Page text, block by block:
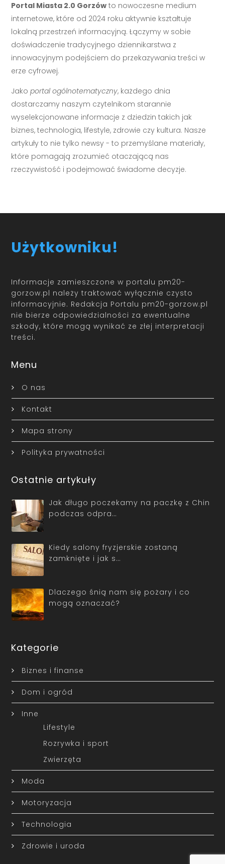
Portal Miasta 2.0 Gorzów to nowoczesne medium
internetowe, które od 2024 roku aktywnie kształtuje
lokalną przestrzeń informacyjną. Łączymy w sobie
doświadczenie tradycyjnego dziennikarstwa z
innowacyjnym podejściem do przekazywania treści w
erze cyfrowej.
Jakoportal ogólnotematyczny, każdego dnia
dostarczamy naszym czytelnikom starannie
wyselekcjonowane informacje z dziedzin takich jak
biznes, technologia, lifestyle, zdrowie czy kultura. Nasze
artykuły to nie tylko newsy - to przemyślane materiały,
które pomagają zrozumieć otaczającą nas
rzeczywistość i podejmować świadome decyzje.
Użytkowniku!
Informacje zamieszczone w portalu pm20-
gorzow.pl należy traktować wyłącznie czysto
informacyjnie. Redakcja Portalu pm20-gorzow.pl
nie bierze odpowiedzialności za ewentualne
szkody, które mogą wynikać ze złej interpretacji
treści.
Menu
O nas
Kontakt
Mapa strony
Polityka prywatności
Ostatnie artykuły
Jak długo poczekamy na paczkę z Chin
podczas odpra…
Kiedy salony fryzjerskie zostaną
zamknięte i jak s…
Dlaczego śnią nam się pożary i co
mogą oznaczać?
Kategorie
Biznes i finanse
Dom i ogród
Inne
Lifestyle
Rozrywka i sport
Zwierzęta
Moda
Motoryzacja
Technologia
Zdrowie i uroda